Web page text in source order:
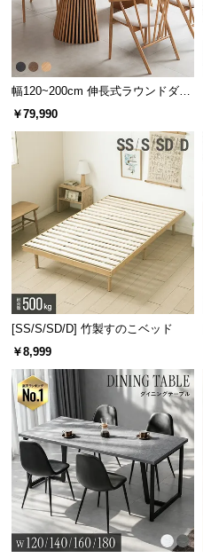
幅120~200cm 伸長式ラウンドダイ
ニングテーブル 6人掛け 天然木突
￥79,990
[SS/S/SD/D] 竹製すのこベッド
￥8,999